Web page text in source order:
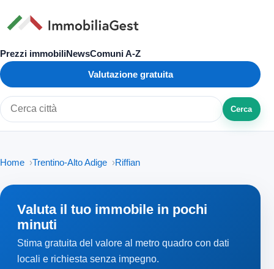
Prezzi immobiliNewsComuni A-Z
Valutazione gratuita
Cerca città o zona
Cerca
Home Trentino-Alto Adige Riffian
Valuta il tuo immobile in pochi
minuti
Stima gratuita del valore al metro quadro con dati
locali e richiesta senza impegno.